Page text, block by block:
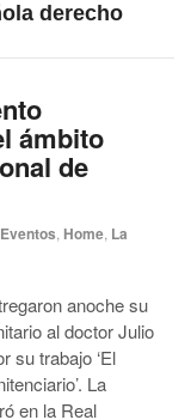
derecho
ámbito
de
Eventos Home La
anoche su
al doctor Julio
su trabajo ‘El
La
en la Real